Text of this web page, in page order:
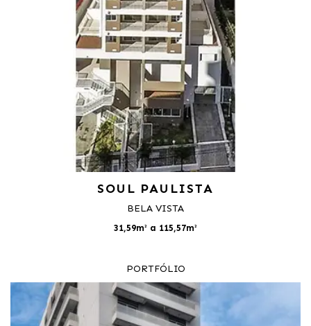
SOUL PAULISTA
BELA VISTA
31,59m² a 115,57m²
PORTFÓLIO